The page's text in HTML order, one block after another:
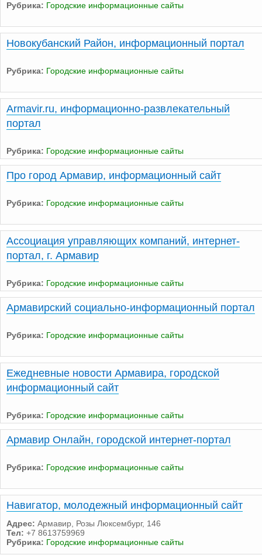
Рубрика: Городские информационные сайты
Новокубанский Район, информационный портал
Рубрика: Городские информационные сайты
Armavir.ru, информационно-развлекательный
портал
Рубрика: Городские информационные сайты
Про город Армавир, информационный сайт
Рубрика: Городские информационные сайты
Ассоциация управляющих компаний, интернет-
портал, г. Армавир
Рубрика: Городские информационные сайты
Армавирский социально-информационный портал
Рубрика: Городские информационные сайты
Ежедневные новости Армавира, городской
информационный сайт
Рубрика: Городские информационные сайты
Армавир Онлайн, городской интернет-портал
Рубрика: Городские информационные сайты
Навигатор, молодежный информационный сайт
Адрес: Армавир, Розы Люксембург, 146
Тел: +7 8613759969
Рубрика: Городские информационные сайты